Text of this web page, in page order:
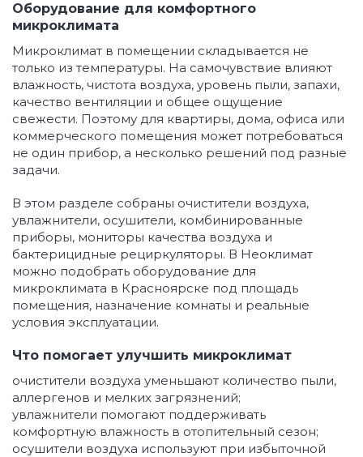
Оборудование для комфортного
микроклимата
Микроклимат в помещении складывается не
только из температуры. На самочувствие влияют
влажность, чистота воздуха, уровень пыли, запахи,
качество вентиляции и общее ощущение
свежести. Поэтому для квартиры, дома, офиса или
коммерческого помещения может потребоваться
не один прибор, а несколько решений под разные
задачи.
В этом разделе собраны очистители воздуха,
увлажнители, осушители, комбинированные
приборы, мониторы качества воздуха и
бактерицидные рециркуляторы. В Неоклимат
можно подобрать оборудование для
микроклимата в Красноярске под площадь
помещения, назначение комнаты и реальные
условия эксплуатации.
Что помогает улучшить микроклимат
очистители воздуха уменьшают количество пыли,
аллергенов и мелких загрязнений;
увлажнители помогают поддерживать
комфортную влажность в отопительный сезон;
осушители воздуха используют при избыточной